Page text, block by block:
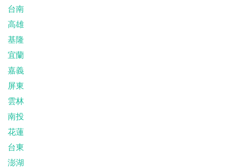
台南
高雄
基隆
宜蘭
嘉義
屏東
雲林
南投
花蓮
台東
澎湖